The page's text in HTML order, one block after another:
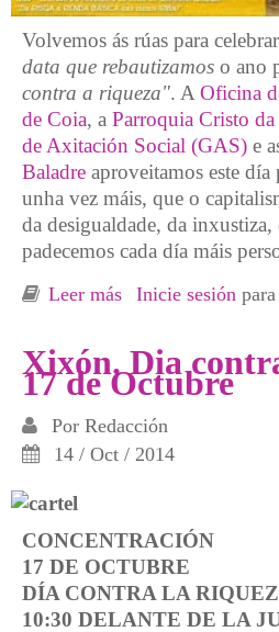
Volvemos ás rúas para
data que rebautizamos o ano
contra a riqueza". A Oficina
de Coia, a Parroquia Cristo
de Axitación Social (GAS) e
Baladre aproveitamos este día
unha vez máis, que o
da desigualdade, da
padecemos cada día máis
Leer más sobre VENRES
galega: “Da
Inicie sesión
Xixón. Dia
17 de Octubre
Por Redacción
14 / Oct / 2014
CONCENTRACIÓN
17 DE OCTUBRE
DÍA CONTRA LA
10:30 DELANTE DE LA